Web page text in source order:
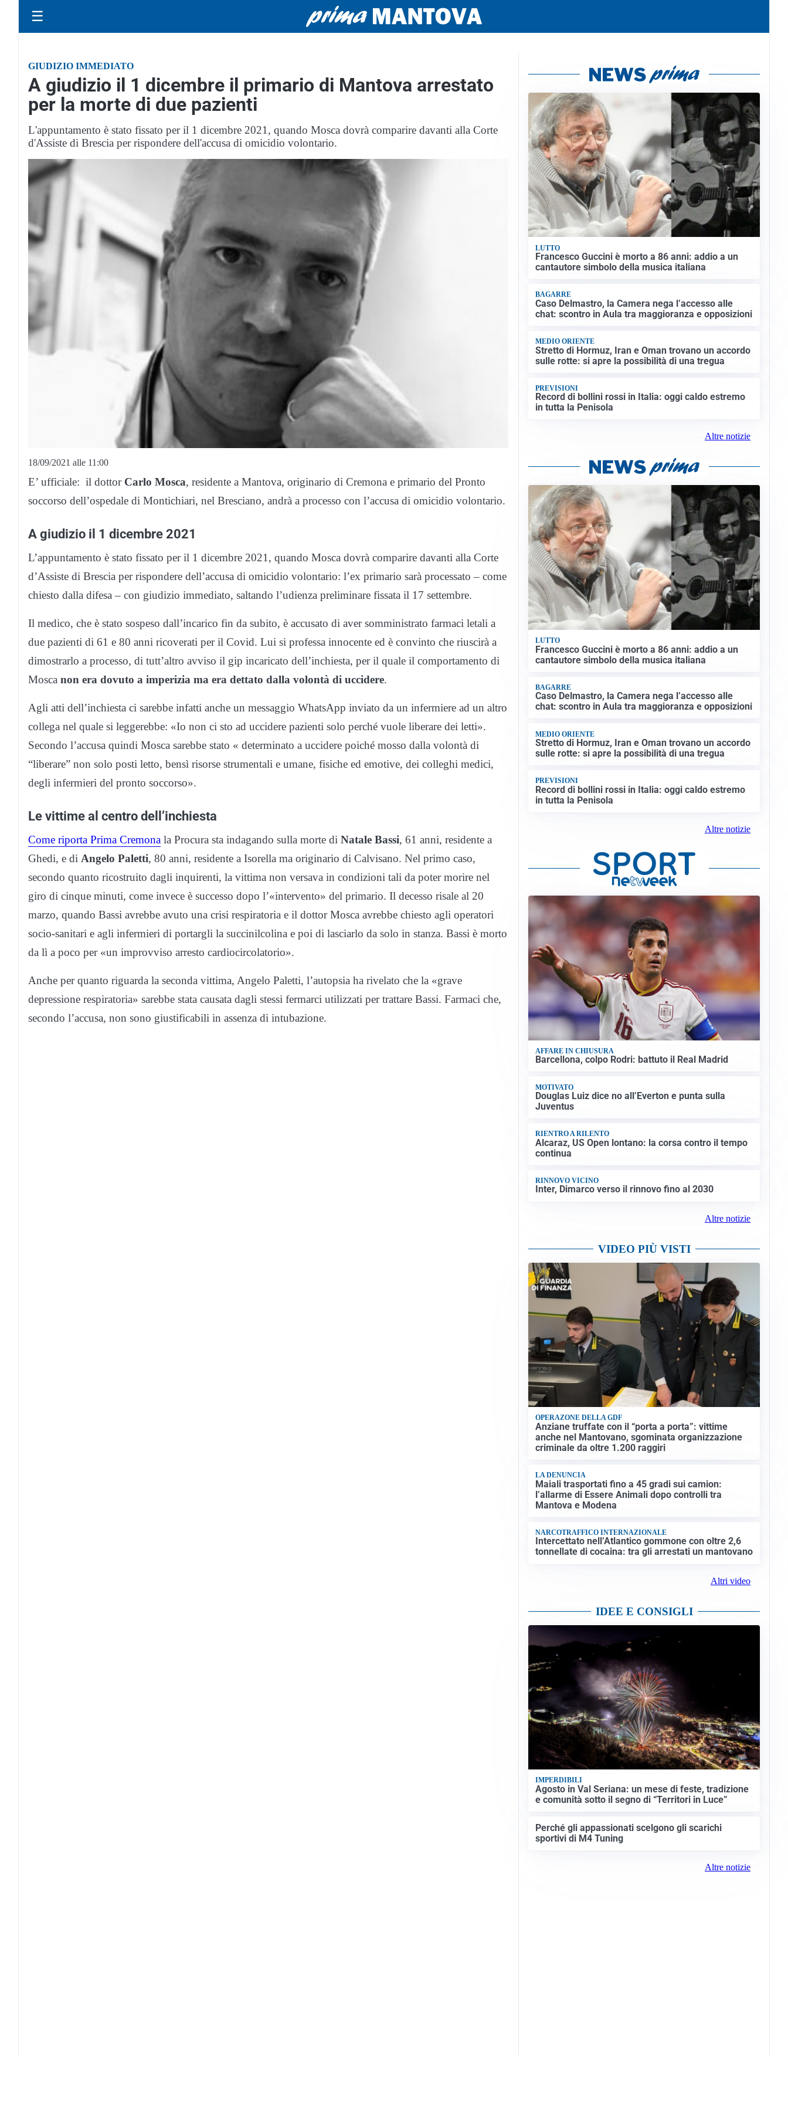
☰
GIUDIZIO IMMEDIATO
A giudizio il 1 dicembre il primario di Mantova arrestato
per la morte di due pazienti
L'appuntamento è stato fissato per il 1 dicembre 2021, quando Mosca dovrà comparire davanti alla Corte
d'Assiste di Brescia per rispondere dell'accusa di omicidio volontario.
18/09/2021 alle 11:00
E’ ufficiale: il dottor Carlo Mosca, residente a Mantova, originario di Cremona e primario del Pronto
soccorso dell’ospedale di Montichiari, nel Bresciano, andrà a processo con l’accusa di omicidio volontario.
A giudizio il 1 dicembre 2021
L’appuntamento è stato fissato per il 1 dicembre 2021, quando Mosca dovrà comparire davanti alla Corte
d’Assiste di Brescia per rispondere dell’accusa di omicidio volontario: l’ex primario sarà processato – come
chiesto dalla difesa – con giudizio immediato, saltando l’udienza preliminare fissata il 17 settembre.
Il medico, che è stato sospeso dall’incarico fin da subito, è accusato di aver somministrato farmaci letali a
due pazienti di 61 e 80 anni ricoverati per il Covid. Lui si professa innocente ed è convinto che riuscirà a
dimostrarlo a processo, di tutt’altro avviso il gip incaricato dell’inchiesta, per il quale il comportamento di
Mosca non era dovuto a imperizia ma era dettato dalla volontà di uccidere.
Agli atti dell’inchiesta ci sarebbe infatti anche un messaggio WhatsApp inviato da un infermiere ad un altro
collega nel quale si leggerebbe: «Io non ci sto ad uccidere pazienti solo perché vuole liberare dei letti».
Secondo l’accusa quindi Mosca sarebbe stato « determinato a uccidere poiché mosso dalla volontà di
“liberare” non solo posti letto, bensì risorse strumentali e umane, fisiche ed emotive, dei colleghi medici,
degli infermieri del pronto soccorso».
Le vittime al centro dell’inchiesta
Come riporta Prima Cremona la Procura sta indagando sulla morte di Natale Bassi, 61 anni, residente a
Ghedi, e di Angelo Paletti, 80 anni, residente a Isorella ma originario di Calvisano. Nel primo caso,
secondo quanto ricostruito dagli inquirenti, la vittima non versava in condizioni tali da poter morire nel
giro di cinque minuti, come invece è successo dopo l’«intervento» del primario. Il decesso risale al 20
marzo, quando Bassi avrebbe avuto una crisi respiratoria e il dottor Mosca avrebbe chiesto agli operatori
socio-sanitari e agli infermieri di portargli la succinilcolina e poi di lasciarlo da solo in stanza. Bassi è morto
da lì a poco per «un improvviso arresto cardiocircolatorio».
Anche per quanto riguarda la seconda vittima, Angelo Paletti, l’autopsia ha rivelato che la «grave
depressione respiratoria» sarebbe stata causata dagli stessi fermarci utilizzati per trattare Bassi. Farmaci che,
secondo l’accusa, non sono giustificabili in assenza di intubazione.
LUTTO
Francesco Guccini è morto a 86 anni: addio a un
cantautore simbolo della musica italiana
BAGARRE
Caso Delmastro, la Camera nega l’accesso alle
chat: scontro in Aula tra maggioranza e opposizioni
MEDIO ORIENTE
Stretto di Hormuz, Iran e Oman trovano un accordo
sulle rotte: si apre la possibilità di una tregua
PREVISIONI
Record di bollini rossi in Italia: oggi caldo estremo
in tutta la Penisola
Altre notizie
LUTTO
Francesco Guccini è morto a 86 anni: addio a un
cantautore simbolo della musica italiana
BAGARRE
Caso Delmastro, la Camera nega l’accesso alle
chat: scontro in Aula tra maggioranza e opposizioni
MEDIO ORIENTE
Stretto di Hormuz, Iran e Oman trovano un accordo
sulle rotte: si apre la possibilità di una tregua
PREVISIONI
Record di bollini rossi in Italia: oggi caldo estremo
in tutta la Penisola
Altre notizie
AFFARE IN CHIUSURA
Barcellona, colpo Rodri: battuto il Real Madrid
MOTIVATO
Douglas Luiz dice no all’Everton e punta sulla
Juventus
RIENTRO A RILENTO
Alcaraz, US Open lontano: la corsa contro il tempo
continua
RINNOVO VICINO
Inter, Dimarco verso il rinnovo fino al 2030
Altre notizie
VIDEO PIÙ VISTI
OPERAZONE DELLA GDF
Anziane truffate con il “porta a porta”: vittime
anche nel Mantovano, sgominata organizzazione
criminale da oltre 1.200 raggiri
LA DENUNCIA
Maiali trasportati fino a 45 gradi sui camion:
l’allarme di Essere Animali dopo controlli tra
Mantova e Modena
NARCOTRAFFICO INTERNAZIONALE
Intercettato nell’Atlantico gommone con oltre 2,6
tonnellate di cocaina: tra gli arrestati un mantovano
Altri video
IDEE E CONSIGLI
IMPERDIBILI
Agosto in Val Seriana: un mese di feste, tradizione
e comunità sotto il segno di “Territori in Luce”
Perché gli appassionati scelgono gli scarichi
sportivi di M4 Tuning
Altre notizie